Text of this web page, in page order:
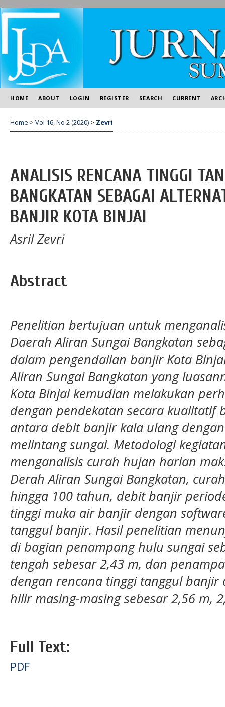
HOME ABOUT LOGIN REGISTER SEARCH CURRENT
Home > Vol 16, No 2 (2020) > Zevri
ANALISIS RENCANA TINGGI
BANGKATAN SEBAGAI
BANJIR KOTA BINJAI
Asril Zevri
Abstract
Penelitian bertujuan untuk
Daerah Aliran Sungai Bangkatan
dalam pengendalian banjir Kota
Aliran Sungai Bangkatan yang
Kota Binjai kemudian melakukan
dengan pendekatan secara kualitatif
antara debit banjir kala ulang
melintang sungai. Metodologi
menganalisis curah hujan harian
Derah Aliran Sungai Bangkatan,
hingga 100 tahun, debit banjir
tinggi muka air banjir dengan
tanggul banjir. Hasil penelitian
di bagian penampang hulu sungai
tengah sebesar 2,43 m, dan
dengan rencana tinggi tanggul
hilir masing-masing sebesar 2,56 m,
Full Text:
PDF